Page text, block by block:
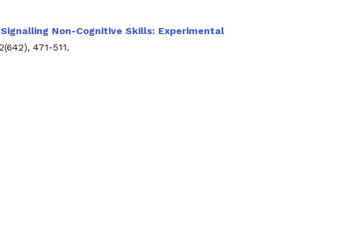
Non-Cognitive Skills: Experimental
471-511.